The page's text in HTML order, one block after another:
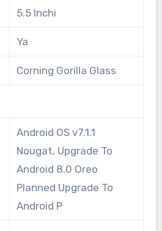
5.5 Inchi
Ya
Corning Gorilla Glass
Android OS v7.1.1
Nougat, Upgrade To
Android 8.0 Oreo
Planned Upgrade To
Android P